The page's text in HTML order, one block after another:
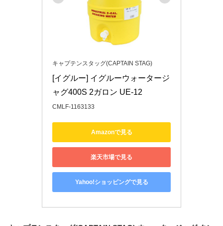
キャプテンスタッグ(CAPTAIN STAG)
[イグルー] イグルーウォータージ
ャグ400S 2ガロン UE-12
CMLF-1163133
Amazonで見る
楽天市場で見る
Yahoo!ショッピングで見る